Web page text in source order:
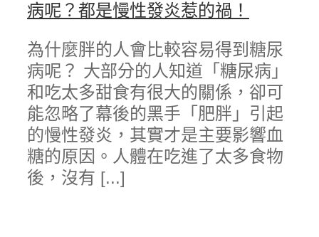
病呢？都是慢性發炎惹的禍！
為什麼胖的人會比較容易得到糖尿
病呢？ 大部分的人知道「糖尿病」
和吃太多甜食有很大的關係，卻可
能忽略了幕後的黑手「肥胖」引起
的慢性發炎，其實才是主要影響血
糖的原因。人體在吃進了太多食物
後，沒有 [...]